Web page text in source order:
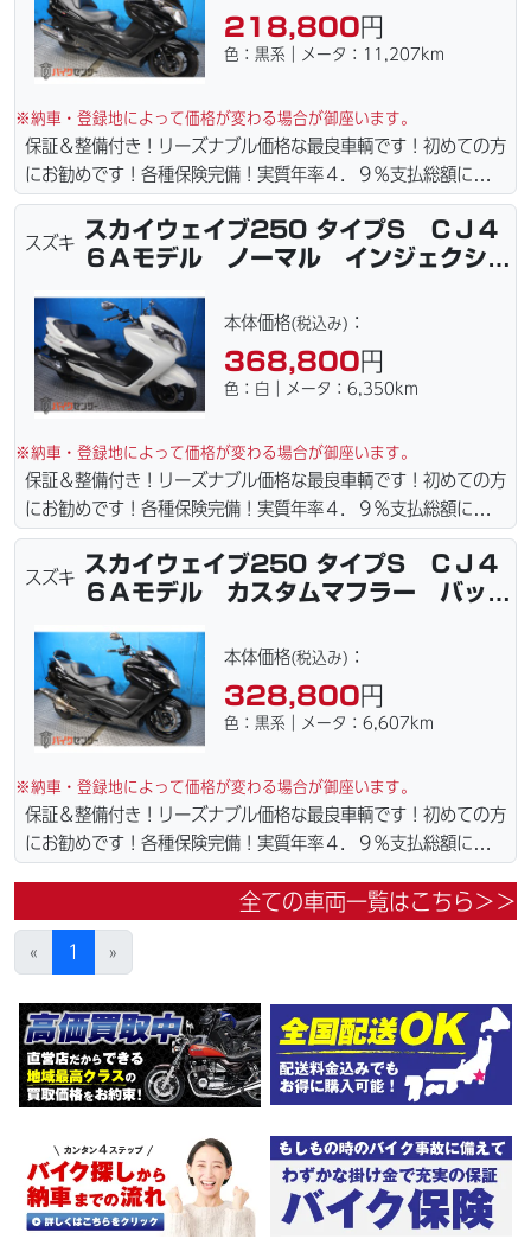
す。詳しくはお問合わせ下さい。ご契約後の取り置き＆保管無料
サービス行ってます。当社ホームページにて詳細画像見れます。
218,800円
色：黒系｜メータ：11,207km
※納車・登録地によって価格が変わる場合が御座います。
保証＆整備付き！リーズナブル価格な最良車輌です！初めての方
にお勧めです！各種保険完備！実質年率４．９％支払総額に自賠
責保険１年含まれてます。全国どこでも１万円〜4.5万円にて配
達致します！！（離島の場合は港止めになります）ｗｅｂロー
ン・カード各種取り扱ってます。タイヤ・ブレーキパッド・ベル
ズナブルな価格にて消耗品交換プラン１万〜ご用意しておりま
す。詳しくはお問合わせ下さい。ご契約後の取り置き＆保管無料
サービス行ってます。当社ホームページにて詳細画像見れます。
スズキ
スカイウェイブ250 タイプS ＣＪ４
６Ａモデル ノーマル インジェクショ
本体価格(税込み) ：
368,800円
色：白｜メータ：6,350km
※納車・登録地によって価格が変わる場合が御座います。
保証＆整備付き！リーズナブル価格な最良車輌です！初めての方
にお勧めです！各種保険完備！実質年率４．９％支払総額に自賠
責保険１年含まれてます。全国どこでも１万円〜4.5万円にて配
達致します！！（離島の場合は港止めになります）ｗｅｂロー
ン・カード各種取り扱ってます。タイヤ・ブレーキパッド・ベル
ズナブルな価格にて消耗品交換プラン１万〜ご用意しておりま
す。詳しくはお問合わせ下さい。ご契約後の取り置き＆保管無料
サービス行ってます。当社ホームページにて詳細画像見れます。
スズキ
スカイウェイブ250 タイプS ＣＪ４
６Ａモデル カスタムマフラー バック
本体価格(税込み) ：
328,800円
色：黒系｜メータ：6,607km
※納車・登録地によって価格が変わる場合が御座います。
保証＆整備付き！リーズナブル価格な最良車輌です！初めての方
にお勧めです！各種保険完備！実質年率４．９％支払総額に自賠
達致します！！（離島の場合は港止めになります）ｗｅｂロー
ン・カード各種取り扱ってます。タイヤ・ブレーキパッド・ベル
ト・ウエイトローラー・バッテリー・プラグ・フィルター・リー
す。詳しくはお問合わせ下さい。ご契約後の取り置き＆保管無料
サービス行ってます。当社ホームページにて詳細画像見れます。
全ての車両一覧はこちら＞＞
« 1 »